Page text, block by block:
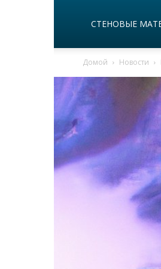
СТЕНОВЫЕ
Домой Новости